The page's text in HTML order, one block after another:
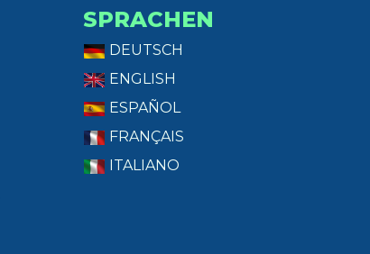
SPRACHEN
DEUTSCH
ENGLISH
ESPAÑOL
FRANÇAIS
ITALIANO